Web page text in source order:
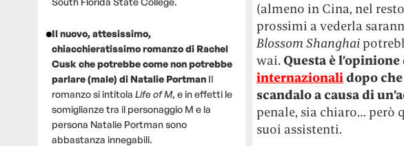
Il nuovo, attesissimo,
chiacchieratissimo romanzo di Rachel
Cusk che potrebbe come non potrebbe
parlare (male) di Natalie Portman Il
romanzo si intitola Life of M, e in effetti le
somiglianze tra il personaggio M e la
persona Natalie Portman sono
abbastanza innegabili.
(almeno in Cina, nel
prossimi a vederla
Blossom Shanghai
wai. Questa è
internazionalidopo
scandalo a causa di
penale, sia chiaro… però
suoi assistenti.